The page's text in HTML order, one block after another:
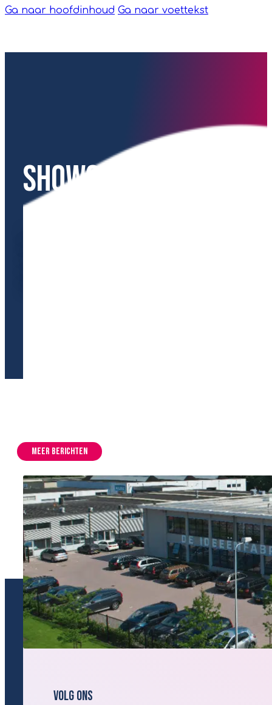
Ga naar hoofdinhoud Ga naar voettekst
Showcases
Meer berichten
Volg ons